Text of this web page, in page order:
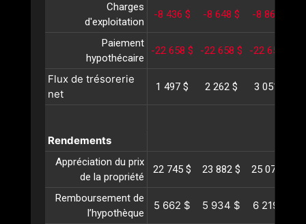
Charges
d'exploitation
-8 436 $ -8 648 $ -8 866 $
Paiement
hypothécaire
-22 658 $ -22 658 $ -22 658 $
Flux de trésorerie
net
1 497 $ 2 262 $ 3 051 $
Rendements
Appréciation du prix
de la propriété
22 745 $ 23 882 $ 25 076 $
Remboursement de
l’hypothèque
5 662 $ 5 934 $ 6 219 $